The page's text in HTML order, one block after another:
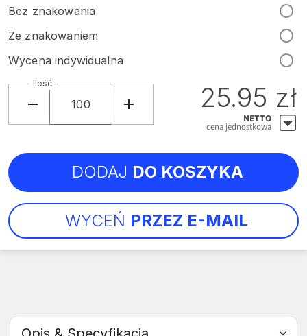
Wybierz sekcję
Bez znakowania
Ze znakowaniem
Wycena indywidualna
Ilość 25.95 zł
NETTO
cena jednostkowa
WYCEŃ PRZEZ E-MAIL
DODAJ DO KOSZYKA